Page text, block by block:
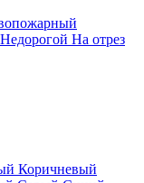
Недорогой На отрез
Коричневый